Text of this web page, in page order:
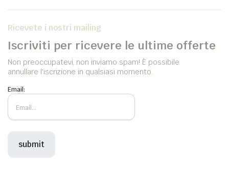
Ricevete i nostri mailing
Iscriviti per ricevere le ultime offerte
Non preoccupatevi, non inviamo spam! È possibile
annullare l'iscrizione in qualsiasi momento.
Email: